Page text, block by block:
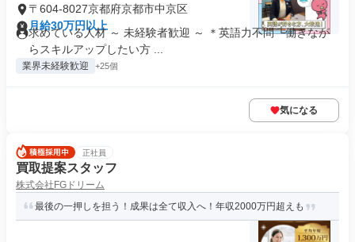
〒604-8027京都府京都市中京区
月給30万円以上
求めている人材 ～ 未経験者歓迎 ～ ＊英語力不問 └働きなが
らスキルアップしたい方 ...
業界未経験歓迎 +25個
気になる
正社員
買取提案スタッフ
株式会社FGドリーム
最後の一押しを担う！成果は全て収入へ！年収2000万円超えも